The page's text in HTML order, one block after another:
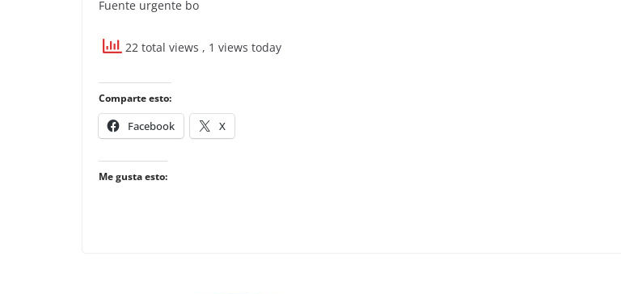
Fuente urgente bo
22 total views , 1 views today
Comparte esto:
Facebook X
Me gusta esto: